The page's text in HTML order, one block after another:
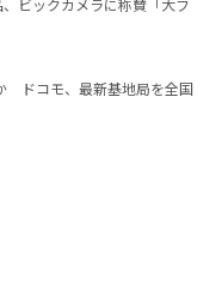
ビックカメラに称賛「大フ
ドコモ、最新基地局を全国